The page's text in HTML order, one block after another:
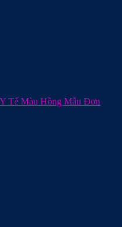
Tế Màu Hồng Mẫu Đơn